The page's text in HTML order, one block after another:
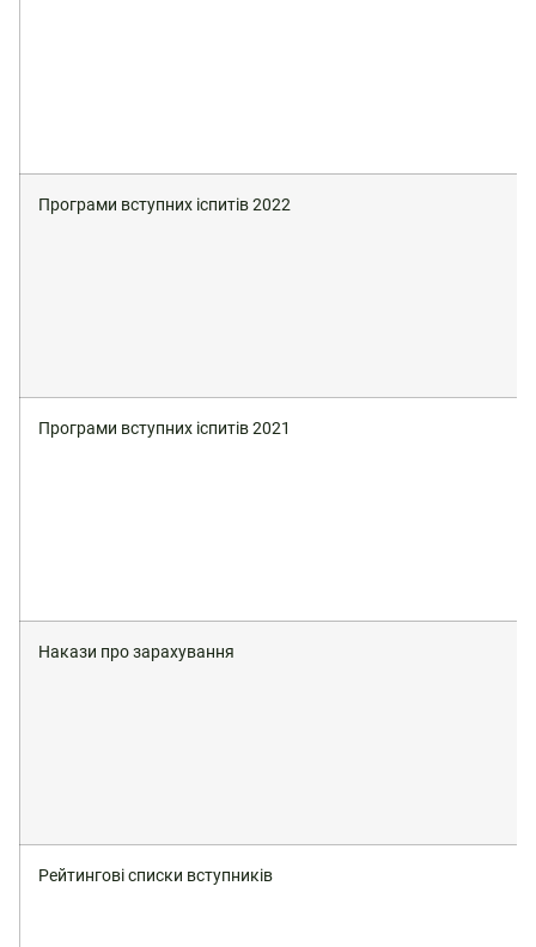
Програми вступних іспитів 2022
Програми вступних іспитів 2021
Накази про зарахування
Рейтингові списки вступників